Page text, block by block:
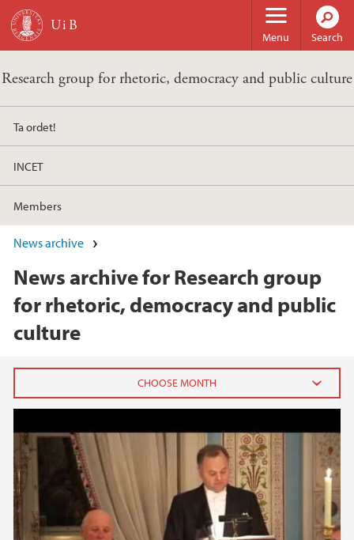
Skip to main content
Menu Search
Research group for rhetoric, democracy and public culture
Ta ordet!
INCET
Members
News archive
News archive for Research group
for rhetoric, democracy and public
culture
under slottsmiddagen 2013
June (2)
May (6)
2022